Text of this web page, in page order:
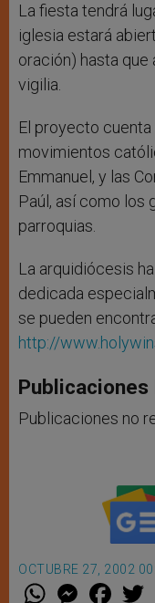
La fiesta tendrá
iglesia estará
oración) hasta que
vigilia.
El proyecto
movimientos
Emmanuel, y las
Paúl, así como los
parroquias.
La arquidiócesis
dedicada
se pueden
http://
Publicaciones
Publicaciones no
OCTUBRE 27, 2002
W M F